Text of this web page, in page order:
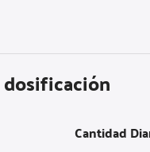
Cantidad